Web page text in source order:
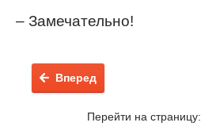
– Замечательно!
Вперед
Перейти на страницу: